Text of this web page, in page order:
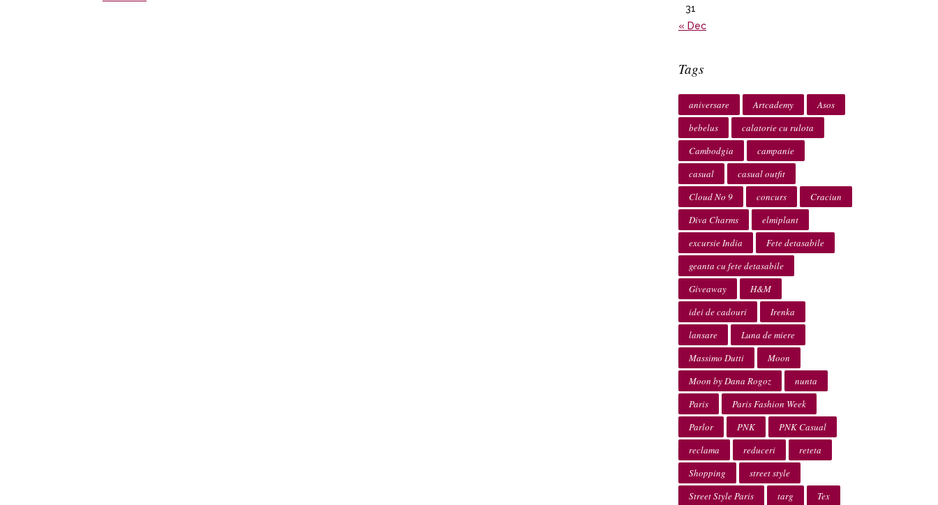
31
« Dec
Tags
aniversare Artcademy
Asos
bebelus
calatorie cu rulota
Cambodgia
campanie
casual
casual outfit
Cloud No 9
concurs
Craciun
Diva Charms
elmiplant
excursie India
Fete detasabile
geanta cu fete detasabile
Giveaway
H&M
idei de cadouri
Irenka
lansare
Luna de miere
Massimo Dutti
Moon
Moon by Dana Rogoz
nunta
Paris
Paris Fashion Week
Parlor
PNK
PNK Casual
reclama
reduceri
reteta
Shopping
street style
Street Style Paris
targ Tex